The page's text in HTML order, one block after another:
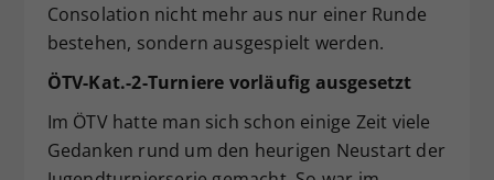
Consolation nicht mehr aus nur einer Runde
bestehen, sondern ausgespielt werden.
ÖTV-Kat.-2-Turniere vorläufig ausgesetzt
Im ÖTV hatte man sich schon einige Zeit viele
Gedanken rund um den heurigen Neustart der